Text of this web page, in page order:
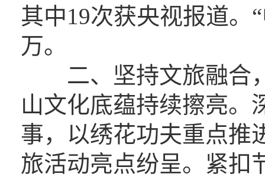
其中19次获央视报道。
万。
二、坚持文旅融合，
山文化底蕴持续擦亮。
事，以绣花功夫重点推
旅活动亮点纷呈。紧扣